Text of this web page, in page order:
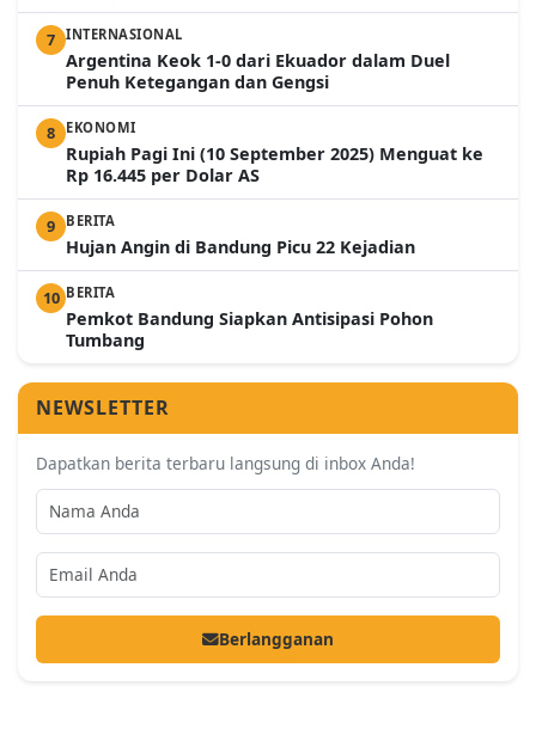
7 INTERNASIONAL
Argentina Keok 1-0 dari Ekuador dalam Duel
Penuh Ketegangan dan Gengsi
8 EKONOMI
Rupiah Pagi Ini (10 September 2025) Menguat ke
Rp 16.445 per Dolar AS
9 BERITA
Hujan Angin di Bandung Picu 22 Kejadian
10 BERITA
Pemkot Bandung Siapkan Antisipasi Pohon
Tumbang
NEWSLETTER
Dapatkan berita terbaru langsung di inbox Anda!
Berlangganan